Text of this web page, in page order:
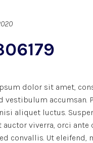
dolor sit amet,
vestibulum accumsan.
aliquet luctus.
auctor viverra, orci
convallis. Ut